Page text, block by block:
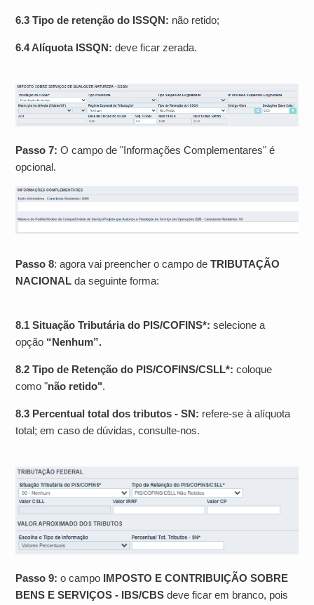
6.3 Tipo de retenção do ISSQN: não retido;
6.4 Alíquota ISSQN:deve ficar zerada.
Passo 7:O campo de "Informações Complementares" é
opcional.
Passo 8: agora vai preencher o campo deTRIBUTAÇÃO
NACIONAL da seguinte forma:
8.1Situação Tributária do PIS/COFINS*:selecione a
opção “Nenhum”.
8.2 Tipo de Retenção do PIS/COFINS/CSLL*:coloque
como "não retido".
8.3 Percentual total dos tributos - SN: refere-se à alíquota
total; em caso de dúvidas, consulte-nos.
Passo 9: o campo IMPOSTO E CONTRIBUIÇÃO SOBRE
BENS E SERVIÇOS -
IBS/CBS deve ficar em branco, pois